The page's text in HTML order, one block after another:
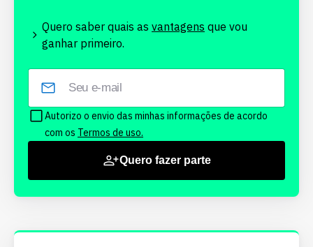
Quero saber quais as vantagens que vou
ganhar primeiro.
Autorizo o envio das minhas informações de acordo
com os Termos de uso.
Quero fazer parte